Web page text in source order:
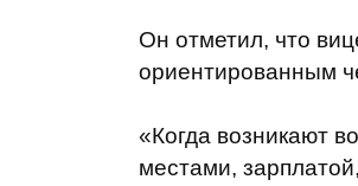
Он отметил, что
ориентированным
«Когда возникают
местами,